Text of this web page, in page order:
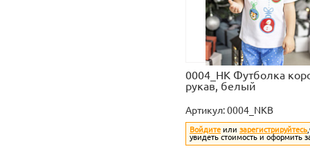
0004_НК Футболка
рукав, белый
Артикул:0004_NKB
Войдите или зарегистрируйтесь
увидеть стоимость и оформить